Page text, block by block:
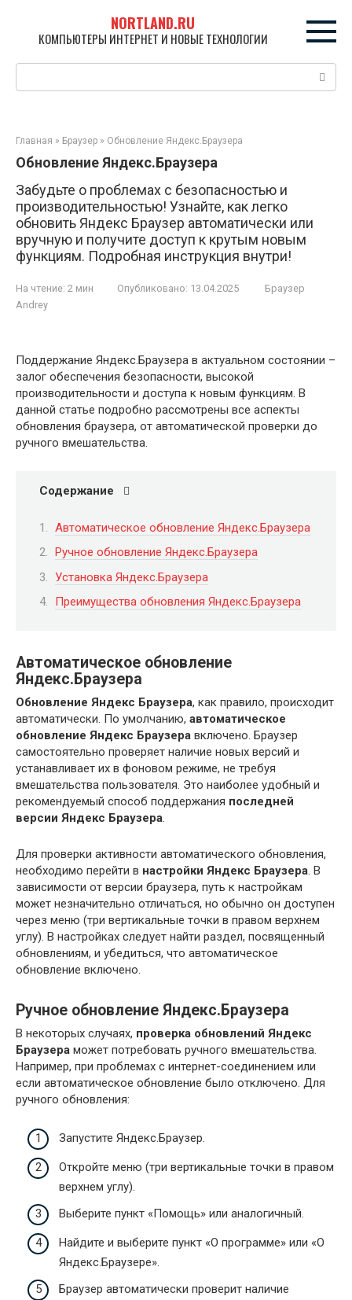
контенту
NORTLAND.RU
КОМПЬЮТЕРЫ ИНТЕРНЕТ И НОВЫЕ ТЕХНОЛОГИИ
Главная » Браузер » Обновление Яндекс.Браузера
Обновление Яндекс.Браузера
Забудьте о проблемах с безопасностью и
производительностью! Узнайте, как легко
обновить Яндекс Браузер автоматически или
вручную и получите доступ к крутым новым
функциям. Подробная инструкция внутри!
На чтение: 2 мин Опубликовано: 13.04.2025
Браузер
Andrey
Поддержание Яндекс.Браузера в актуальном состоянии –
залог обеспечения безопасности, высокой
производительности и доступа к новым функциям. В
данной статье подробно рассмотрены все аспекты
обновления браузера, от автоматической проверки до
ручного вмешательства.
Содержание
Автоматическое обновление Яндекс.Браузера
Ручное обновление Яндекс.Браузера
Установка Яндекс.Браузера
Преимущества обновления Яндекс.Браузера
Автоматическое обновление
Яндекс.Браузера
Обновление Яндекс Браузера, как правило, происходит
автоматически. По умолчанию, автоматическое
обновление Яндекс Браузера включено. Браузер
самостоятельно проверяет наличие новых версий и
устанавливает их в фоновом режиме, не требуя
вмешательства пользователя. Это наиболее удобный и
рекомендуемый способ поддержания последней
версии Яндекс Браузера.
Для проверки активности автоматического обновления,
необходимо перейти в настройки Яндекс Браузера. В
зависимости от версии браузера, путь к настройкам
может незначительно отличаться, но обычно он доступен
через меню (три вертикальные точки в правом верхнем
углу). В настройках следует найти раздел, посвященный
обновлениям, и убедиться, что автоматическое
обновление включено.
Ручное обновление Яндекс.Браузера
В некоторых случаях, проверка обновлений Яндекс
Браузера может потребовать ручного вмешательства.
Например, при проблемах с интернет-соединением или
если автоматическое обновление было отключено. Для
ручного обновления:
Запустите Яндекс.Браузер.
Откройте меню (три вертикальные точки в правом
верхнем углу).
Выберите пункт «Помощь» или аналогичный.
Найдите и выберите пункт «О программе» или «О
Яндекс.Браузере».
Браузер автоматически проверит наличие